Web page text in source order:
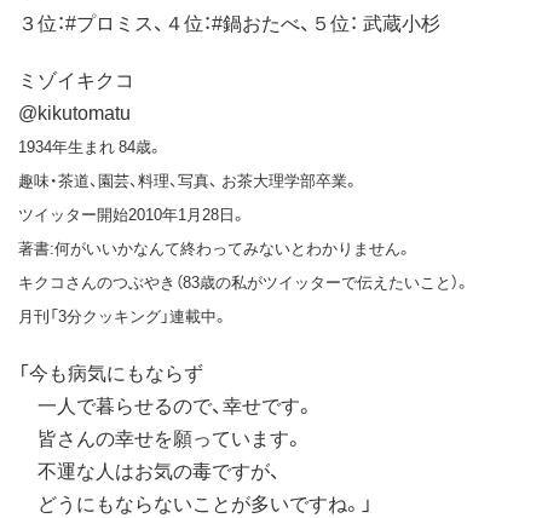
３位：#プロミス、４位：#鍋おたべ、５位： 武蔵小杉
ミゾイキクコ
@kikutomatu
1934年生まれ 84歳。
趣味・茶道、園芸、料理、写真、 お茶大理学部卒業。
ツイッター開始2010年1月28日。
著書:何がいいかなんて終わってみないとわかりません。
キクコさんのつぶやき（83歳の私がツイッターで伝えたいこと）。
月刊「3分クッキング」連載中。
「今も病気にもならず
一人で暮らせるので、幸せです。
皆さんの幸せを願っています。
不運な人はお気の毒ですが、
どうにもならないことが多いですね。」